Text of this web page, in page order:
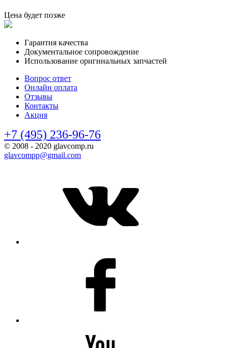
Цена будет позже
Гарантия качества
Документальное сопровождение
Использование оригинальных запчастей
Вопрос ответ
Онлайн оплата
Отзывы
Контакты
Акция
+7 (495) 236-96-76
© 2008 - 2020 glavcomp.ru
glavcompp@gmail.com